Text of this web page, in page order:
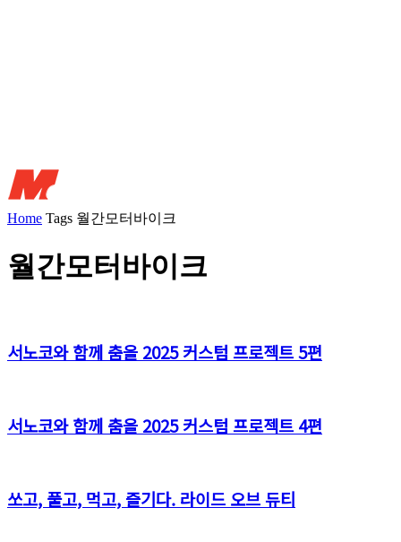
Home Tags 월간모터바이크
월간모터바이크
서노코와 함께 춤을 2025 커스텀 프로젝트 5편
서노코와 함께 춤을 2025 커스텀 프로젝트 4편
쏘고, 풀고, 먹고, 즐기다. 라이드 오브 듀티